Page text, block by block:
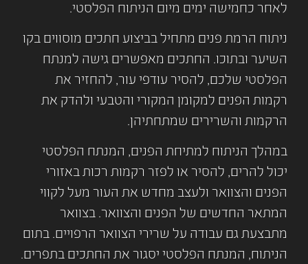
לאחר כחמישה ימים מיום הניתוח הפלסטי.
ניתוח הרמת פנים מתחיל בביצוע חתכים מוסווים בקו
השיער ובתוכו. החתכים מאפשרים גישה למנתח
הפלסטי שלכם, להסיר עודפי עור, להחזיר את
רקמות הפנים למקומן המקורי והטבעי ולהדק את
הרקמות והשרירים שמתחתיהן.
במהלך הניתוח למתיחת הפנים, המנתח הפלסטי
יכול להרים, להסיר או לפזר רקמות רכות באזורי
הפנים והצוואר ולעצב מחדש את העור מעל לקווי
המתאר החדשים של הפנים והצוואר. בצוואר
מתבצעת גם עבודה על שרירי הצוואר הרפויים. בתום
הניתוח, המנתח הפלסטי יסגור את החתכים בתפרים.